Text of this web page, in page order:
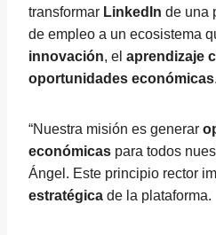
transformar LinkedIn de una
de empleo a un ecosistema
innovación, el aprendizaje
oportunidades económicas.
“Nuestra misión es generar
económicas para todos
Ángel. Este principio rector
estratégica de la plataforma.